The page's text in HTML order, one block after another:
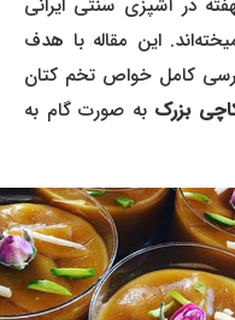
در آشپزی سنتی ایرانی
این مقاله با هدف
کامل خواص تخم کتان
بزرکبه صورت گام به